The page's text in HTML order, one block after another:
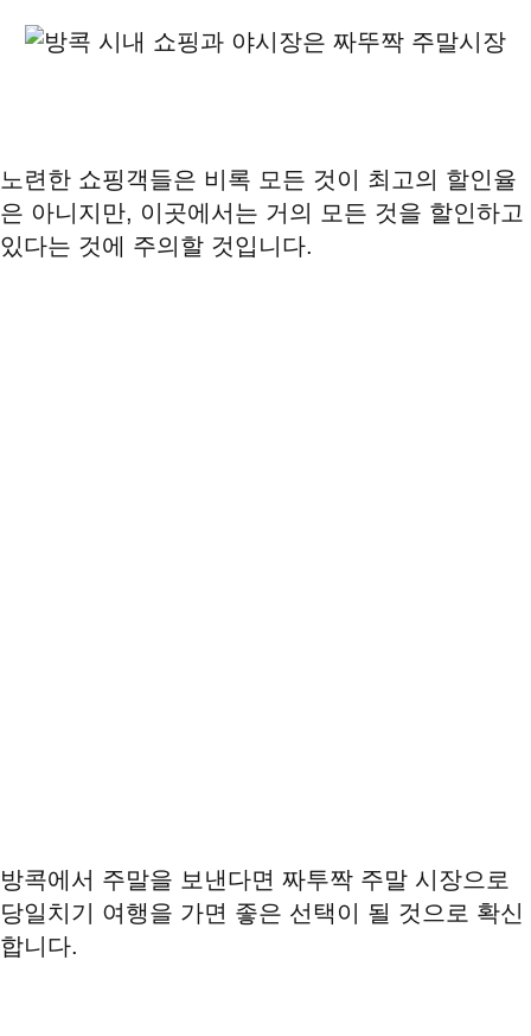
노련한 쇼핑객들은 비록 모든 것이 최고의 할인율
은 아니지만, 이곳에서는 거의 모든 것을 할인하고
있다는 것에 주의할 것입니다.
방콕에서 주말을 보낸다면 짜투짝 주말 시장으로
당일치기 여행을 가면 좋은 선택이 될 것으로 확신
합니다.